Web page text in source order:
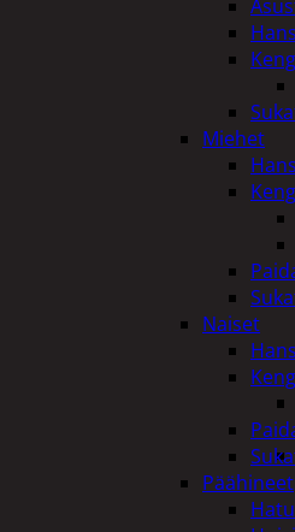
Miehet
Naiset
Päähineet